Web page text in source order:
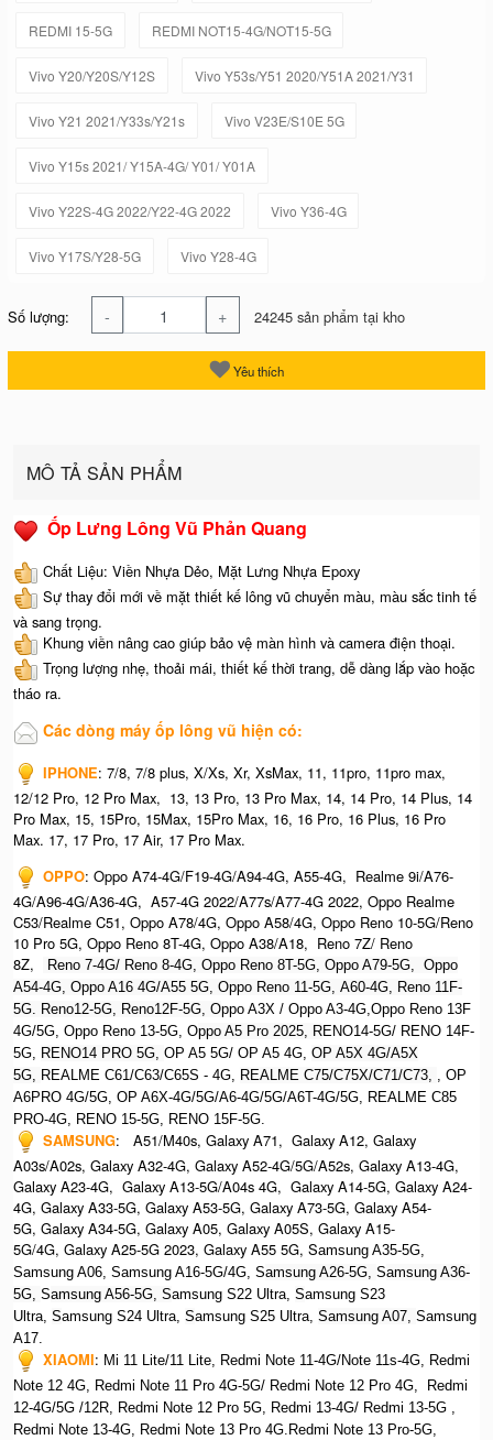
REDMI 15-5G REDMI NOT15-4G/NOT15-5G
Vivo Y20/Y20S/Y12S Vivo Y53s/Y51 2020/Y51A 2021/Y31
Vivo Y21 2021/Y33s/Y21s Vivo V23E/S10E 5G
Vivo Y15s 2021/ Y15A-4G/ Y01/ Y01A
Vivo Y22S-4G 2022/Y22-4G 2022 Vivo Y36-4G
Vivo Y17S/Y28-5G Vivo Y28-4G
Số lượng: - + 24245 sản phẩm tại kho
Yêu thích
MÔ TẢ SẢN PHẨM
Ốp Lưng Lông Vũ Phản Quang
Chất Liệu: Viền Nhựa Dẻo, Mặt Lưng Nhựa Epoxy
Sự thay đổi mới về mặt thiết kế lông vũ chuyển màu, màu sắc tinh tế
và sang trọng.
Khung viền nâng cao giúp bảo vệ màn hình và camera điện thoại.
Trọng lượng nhẹ, thoải mái, thiết kế thời trang, dễ dàng lắp vào hoặc
tháo ra.
Các dòng máy ốp lông vũ hiện có:
IPHONE: 7/8, 7/8 plus, X/Xs, Xr, XsMax, 11, 11pro, 11pro max,
12/12 Pro, 12 Pro Max, 13, 13 Pro, 13 Pro Max, 14, 14 Pro, 14 Plus, 14
Pro Max, 15, 15Pro, 15Max, 15Pro Max, 16, 16 Pro, 16 Plus, 16 Pro
Max. 17, 17 Pro, 17 Air, 17 Pro Max.
OPPO: Oppo A74-4G/F19-4G/A94-4G, A55-4G, Realme 9i/A76-
4G/A96-4G/A36-4G, A57-4G 2022/A77s/A77-4G 2022, Oppo Realme
C53/Realme C51, Oppo A78/4G, Oppo A58/4G, Oppo Reno 10-5G/Reno
10 Pro 5G, Oppo Reno 8T-4G, Oppo A38/A18, Reno 7Z/ Reno
8Z,
Reno 7-4G/ Reno 8-4G, Oppo Reno 8T-5G, Oppo A79-5G, Oppo
A54-4G, Oppo A16 4G/A55 5G, Oppo Reno 11-5G, A60-4G, Reno 11F-
5G. Reno12-5G, Reno12F-5G, Oppo A3X / Oppo A3-4G,Oppo Reno 13F
4G/5G, Oppo Reno 13-5G, Oppo A5 Pro 2025, RENO14-5G/ RENO 14F-
5G, RENO14 PRO 5G, OP A5 5G/ OP A5 4G, OP A5X 4G/A5X
5G, REALME C61/C63/C65S - 4G, REALME C75/C75X/C71/C73, , OP
A6PRO 4G/5G, OP A6X-4G/5G/A6-4G/5G/A6T-4G/5G, REALME C85
PRO-4G, RENO 15-5G, RENO 15F-5G.
SAMSUNG: A51/M40s, Galaxy A71, Galaxy A12, Galaxy
A03s/A02s, Galaxy A32-4G, Galaxy A52-4G/5G/A52s, Galaxy A13-4G,
Galaxy A23-4G, Galaxy A13-5G/A04s 4G, Galaxy A14-5G, Galaxy A24-
4G, Galaxy A33-5G, Galaxy A53-5G, Galaxy A73-5G, Galaxy A54-
5G, Galaxy A34-5G, Galaxy A05, Galaxy A05S, Galaxy A15-
5G/4G, Galaxy A25-5G 2023, Galaxy A55 5G, Samsung A35-5G,
Samsung A06, Samsung A16-5G/4G, Samsung A26-5G, Samsung A36-
5G, Samsung A56-5G, Samsung S22 Ultra, Samsung S23
Ultra, Samsung S24 Ultra, Samsung S25 Ultra, Samsung A07, Samsung
A17.
XIAOMI: Mi 11 Lite/11 Lite, Redmi Note 11-4G/Note 11s-4G, Redmi
Note 12 4G, Redmi Note 11 Pro 4G-5G/ Redmi Note 12 Pro 4G,
Redmi
12-4G/5G /12R, Redmi Note 12 Pro 5G, Redmi 13-4G/ Redmi 13-5G ,
Redmi Note 13-4G, Redmi Note 13 Pro 4G.Redmi Note 13 Pro-5G,